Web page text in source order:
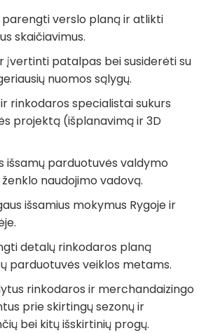
parengti verslo planą ir atlikti
skaičiavimus.
įvertinti patalpas bei susiderėti su
nuomos sąlygų.
rinkodaros specialistai sukurs
projektą (išplanavimą ir 3D
išsamų parduotuvės valdymo
naudojimo vadovą.
išsamius mokymus Rygoje ir
detalų rinkodaros planą
parduotuvės veiklos metams.
rinkodaros ir merchandaizingo
prie skirtingų sezonų ir
bei kitų išskirtinių progų.